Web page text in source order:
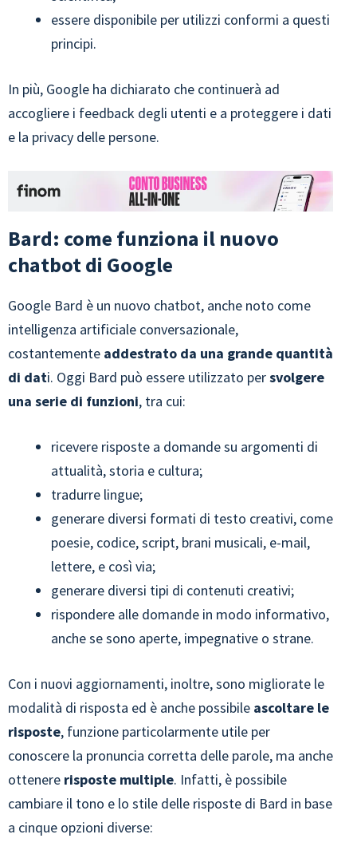
essere disponibile per utilizzi conformi a questi
principi.
In più, Google ha dichiarato che continuerà ad
accogliere i feedback degli utenti e a proteggere i dati
e la privacy delle persone.
Bard: come funziona il nuovo
chatbot di Google
Google Bard è un nuovo chatbot, anche noto come
intelligenza artificiale conversazionale,
costantemente addestrato da una grande quantità
di dati. Oggi Bard può essere utilizzato persvolgere
una serie di funzioni, tra cui:
ricevere risposte a domande su argomenti di
attualità, storia e cultura;
tradurre lingue;
generare diversi formati di testo creativi, come
poesie, codice, script, brani musicali, e-mail,
lettere, e così via;
generare diversi tipi di contenuti creativi;
rispondere alle domande in modo informativo,
anche se sono aperte, impegnative o strane.
Con i nuovi aggiornamenti, inoltre, sono migliorate le
modalità di risposta ed è anche possibile ascoltare le
risposte, funzione particolarmente utile per
conoscere la pronuncia corretta delle parole, ma anche
ottenere risposte multiple. Infatti, è possibile
cambiare il tono e lo stile delle risposte di Bard in base
a cinque opzioni diverse: